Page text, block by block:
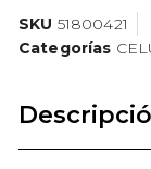
SKU 51800421
Categorías